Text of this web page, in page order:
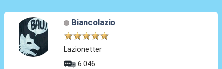
Biancolazio
Lazionetter
6.046